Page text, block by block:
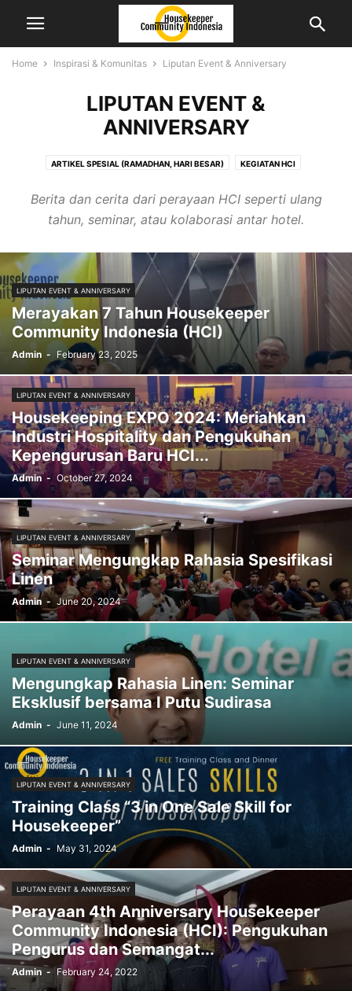
Home Inspirasi & Komunitas Liputan Event & Anniversary
LIPUTAN EVENT &
ANNIVERSARY
ARTIKEL SPESIAL (RAMADHAN, HARI BESAR) KEGIATAN HCI
OPINI & MOTIVASI
Berita dan cerita dari perayaan HCI seperti ulang
tahun, seminar, atau kolaborasi antar hotel.
LIPUTAN EVENT & ANNIVERSARY
Merayakan 7 Tahun Housekeeper
Community Indonesia (HCI)
Admin - February 23, 2025
LIPUTAN EVENT & ANNIVERSARY
Housekeeping EXPO 2024: Meriahkan
Industri Hospitality dan Pengukuhan
Kepengurusan Baru HCI...
Admin - October 27, 2024
LIPUTAN EVENT & ANNIVERSARY
Seminar Mengungkap Rahasia Spesifikasi
Linen
Admin - June 20, 2024
LIPUTAN EVENT & ANNIVERSARY
Mengungkap Rahasia Linen: Seminar
Eksklusif bersama I Putu Sudirasa
Admin - June 11, 2024
LIPUTAN EVENT & ANNIVERSARY
Training Class “3 in One Sale Skill for
Housekeeper”
Admin - May 31, 2024
LIPUTAN EVENT & ANNIVERSARY
Perayaan 4th Anniversary Housekeeper
Community Indonesia (HCI): Pengukuhan
Pengurus dan Semangat...
Admin - February 24, 2022